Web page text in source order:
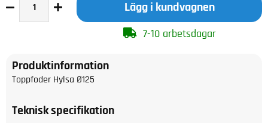
Lägg i kundvagnen
7-10 arbetsdagar
Produktinformation
Toppfoder Hylsa Ø125
Teknisk specifikation